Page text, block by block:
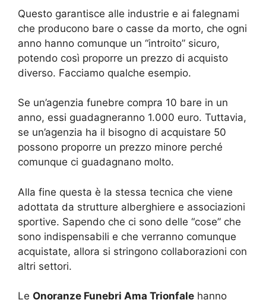
Questo garantisce alle industrie e ai falegnami
che producono bare o casse da morto, che ogni
anno hanno comunque un “introito” sicuro,
potendo così proporre un prezzo di acquisto
diverso. Facciamo qualche esempio.
Se un’agenzia funebre compra 10 bare in un
anno, essi guadagneranno 1.000 euro. Tuttavia,
se un’agenzia ha il bisogno di acquistare 50
possono proporre un prezzo minore perché
comunque ci guadagnano molto.
Alla fine questa è la stessa tecnica che viene
adottata da strutture alberghiere e associazioni
sportive. Sapendo che ci sono delle “cose” che
sono indispensabili e che verranno comunque
acquistate, allora si stringono collaborazioni con
altri settori.
Le Onoranze Funebri Ama Trionfale hanno